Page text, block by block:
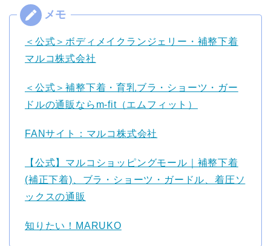
＜公式＞ボディ メイクランジェリー・補整下着
マルコ株式会社
＜公式＞補整下着・育乳ブラ・ショーツ・ガー
ドルの通販ならm-fit（エムフィット）
FANサイト：マルコ株式会社
【公式】マルコショッピングモール｜補整下着
(補正下着)、ブラ・ショーツ・ガードル、着圧ソ
ックスの通販
知りたい！MARUKO